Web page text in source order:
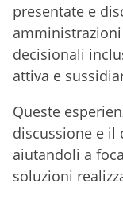
presentate e
decisionali
attiva e
Queste
discussione e il
aiutandoli a
soluzioni